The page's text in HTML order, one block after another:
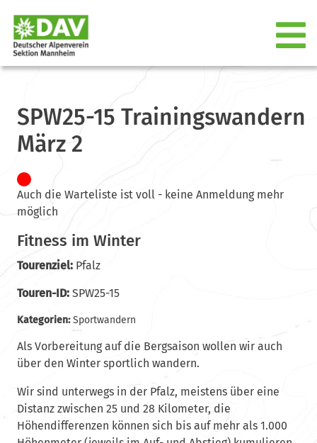
SPW25-15 Trainingswandern
März 2
Auch die Warteliste ist voll - keine Anmeldung mehr
möglich
Fitness im Winter
Tourenziel:Pfalz
Touren-ID:SPW25-15
Kategorien:Sportwandern
Als Vorbereitung auf die Bergsaison wollen wir auch
über den Winter sportlich wandern.
Wir sind unterwegs in der Pfalz, meistens über eine
Distanz zwischen 25 und 28 Kilometer, die
Höhendifferenzen können sich bis auf mehr als 1.000